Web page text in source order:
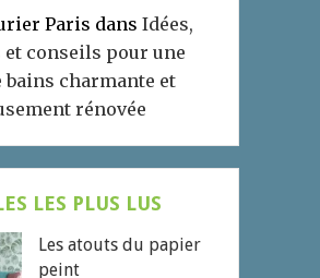
Paris dans Idées,
et conseils pour une
bains charmante et
rénovée
LES PLUS LUS
Les atouts du papier
peint